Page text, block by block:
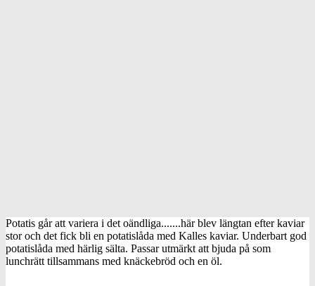
Potatis går att variera i det oändliga.......här blev längtan efter kaviar
stor och det fick bli en potatislåda med Kalles kaviar. Underbart god
potatislåda med härlig sälta. Passar utmärkt att bjuda på som
lunchrätt tillsammans med knäckebröd och en öl.